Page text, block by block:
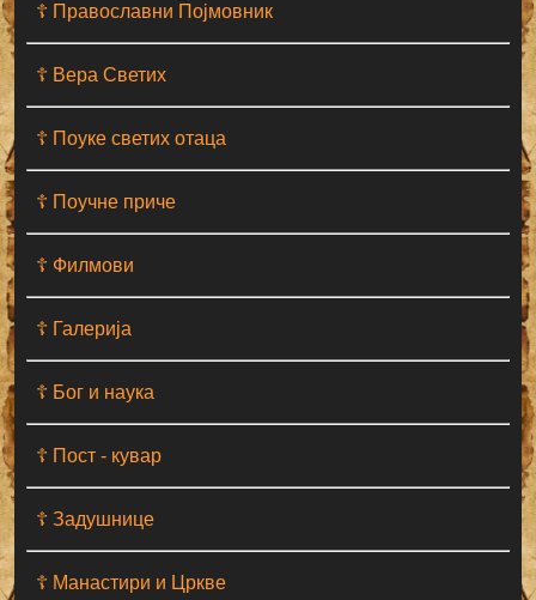
☦ Православни Појмовник
☦ Вера Светих
☦ Поуке светих отаца
☦ Поучне приче
☦ Филмови
☦ Галерија
☦ Бог и наука
☦ Пост - кувар
☦ Задушнице
☦ Манастири и Цркве